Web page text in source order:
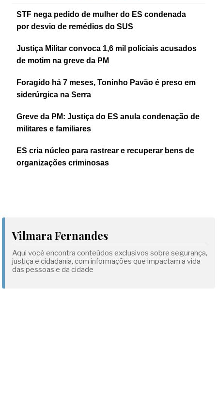
STF nega pedido de mulher do ES condenada
por desvio de remédios do SUS
Justiça Militar convoca 1,6 mil policiais acusados
de motim na greve da PM
Foragido há 7 meses, Toninho Pavão é preso em
siderúrgica na Serra
Greve da PM: Justiça do ES anula condenação de
militares e familiares
ES cria núcleo para rastrear e recuperar bens de
organizações criminosas
Vilmara Fernandes
Aqui você encontra conteúdos exclusivos sobre segurança,
justiça e cidadania, com informações que impactam a vida
das pessoas e da cidade